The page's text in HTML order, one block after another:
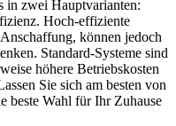
in zwei Hauptvarianten:
Hoch-effiziente
können jedoch
Standard-Systeme sind
höhere Betriebskosten
Sie sich am besten von
beste Wahl für Ihr Zuhause